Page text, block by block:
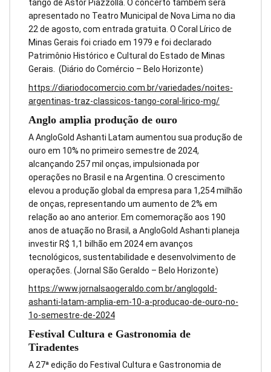
tango de Astor Piazzolla. O concerto também será
apresentado no Teatro Municipal de Nova Lima no dia
22 de agosto, com entrada gratuita. O Coral Lírico de
Minas Gerais foi criado em 1979 e foi declarado
Patrimônio Histórico e Cultural do Estado de Minas
Gerais. (Diário do Comércio – Belo Horizonte)
https://diariodocomercio.com.br/variedades/noites-
argentinas-traz-classicos-tango-coral-lirico-mg/
Anglo amplia produção de ouro
A AngloGold Ashanti Latam aumentou sua produção de
ouro em 10% no primeiro semestre de 2024,
alcançando 257 mil onças, impulsionada por
operações no Brasil e na Argentina. O crescimento
elevou a produção global da empresa para 1,254 milhão
de onças, representando um aumento de 2% em
relação ao ano anterior. Em comemoração aos 190
anos de atuação no Brasil, a AngloGold Ashanti planeja
investir R$ 1,1 bilhão em 2024 em avanços
tecnológicos, sustentabilidade e desenvolvimento de
operações. (Jornal São Geraldo – Belo Horizonte)
https://www.jornalsaogeraldo.com.br/anglogold-
ashanti-latam-amplia-em-10-a-producao-de-ouro-no-
1o-semestre-de-2024
Festival Cultura e Gastronomia de
Tiradentes
A 27ª edição do Festival Cultura e Gastronomia de